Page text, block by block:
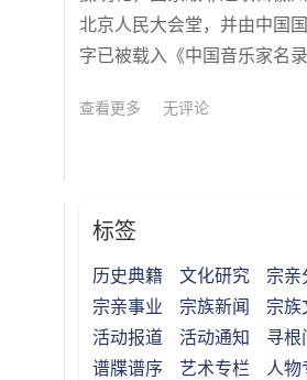
北京人民大会堂，并由中国
字已被载入《中国音乐家名
查看更多 无评论
标签
历史典籍 文化研究
宗亲
宗亲事业
宗族新闻
宗族
活动报道
活动通知
寻根
谱牒谱序
艺术专栏
人物